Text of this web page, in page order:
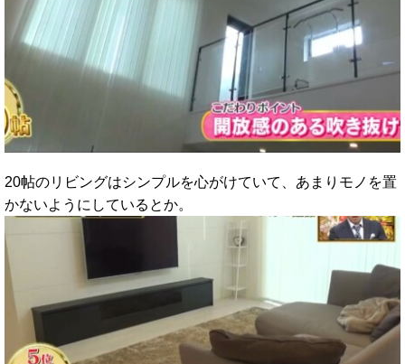
20帖のリビングはシンプルを心がけていて、あまりモノを置
かないようにしているとか。